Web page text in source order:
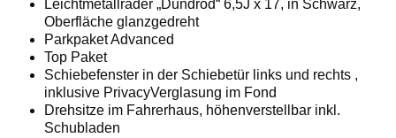
Leichtmetallräder „Dundrod“ 6,5J x 17, in Schwarz,
Oberfläche glanzgedreht
Parkpaket Advanced
Top Paket
Schiebefenster in der Schiebetür links und rechts ,
inklusive PrivacyVerglasung im Fond
Drehsitze im Fahrerhaus, höhenverstellbar inkl.
Schubladen